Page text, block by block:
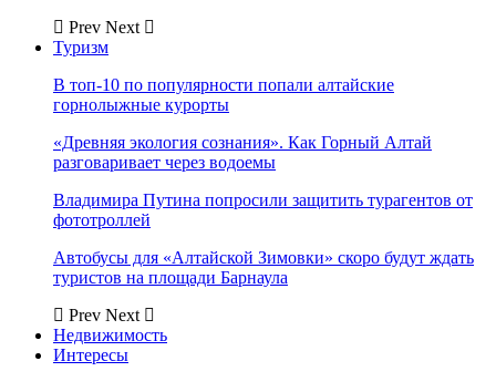
Prev Next
Туризм
В топ-10 по популярности попали алтайские
горнолыжные курорты
«Древняя экология сознания». Как Горный Алтай
разговаривает через водоемы
Владимира Путина попросили защитить турагентов от
фототроллей
Автобусы для «Алтайской Зимовки» скоро будут ждать
туристов на площади Барнаула
Prev Next
Недвижимость
Интересы